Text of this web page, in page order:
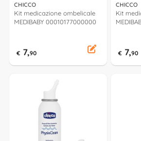
CHICCO
Kit medicazione ombelicale
MEDIBABY 00010177000000
€ 7,90
CHICCO
Kit
€ 7,90